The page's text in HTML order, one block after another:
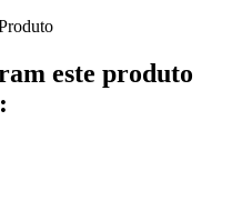
este produto